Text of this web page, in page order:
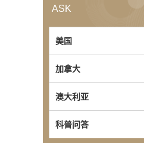
ASK
美国
加拿大
澳大利亚
科普问答